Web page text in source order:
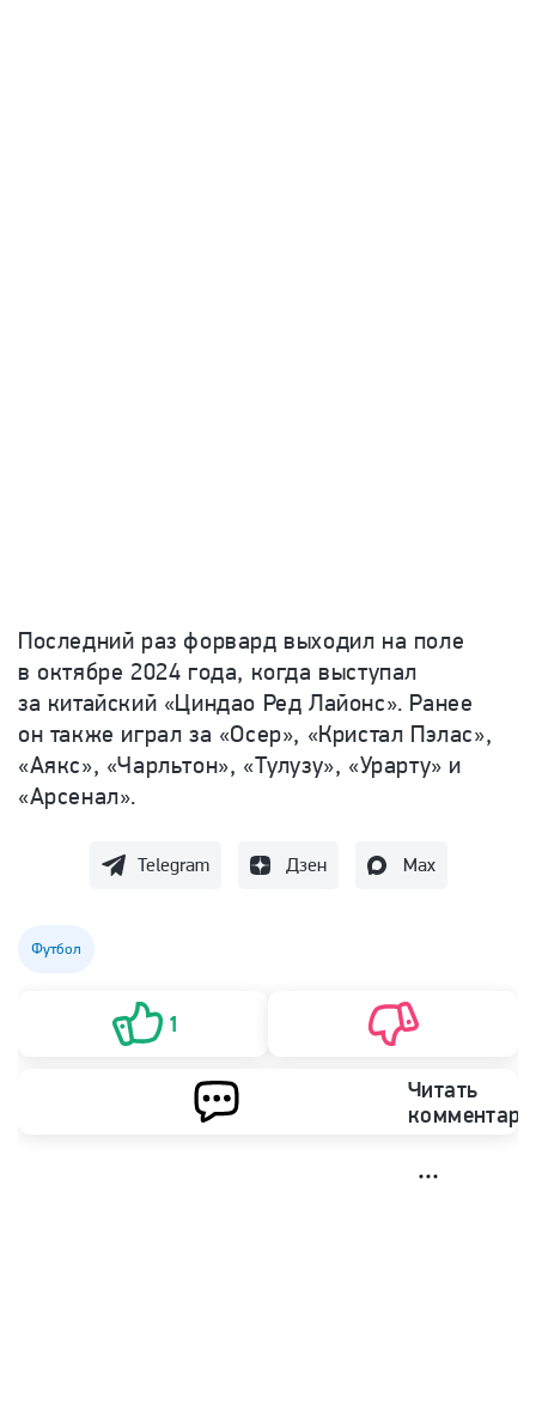
Последний раз форвард выходил на поле
в октябре 2024 года, когда выступал
за китайский «Циндао Ред Лайонс». Ранее
он также играл за «Осер», «Кристал Пэлас»,
«Аякс», «Чарльтон», «Тулузу», «Урарту» и
«Арсенал».
Telegram Дзен Max
Футбол
1
Читать